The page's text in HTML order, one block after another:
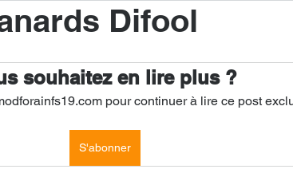
Divers ETC...
Difool
souhaitez en lire plus ?
pour continuer à lire ce post
S'abonner